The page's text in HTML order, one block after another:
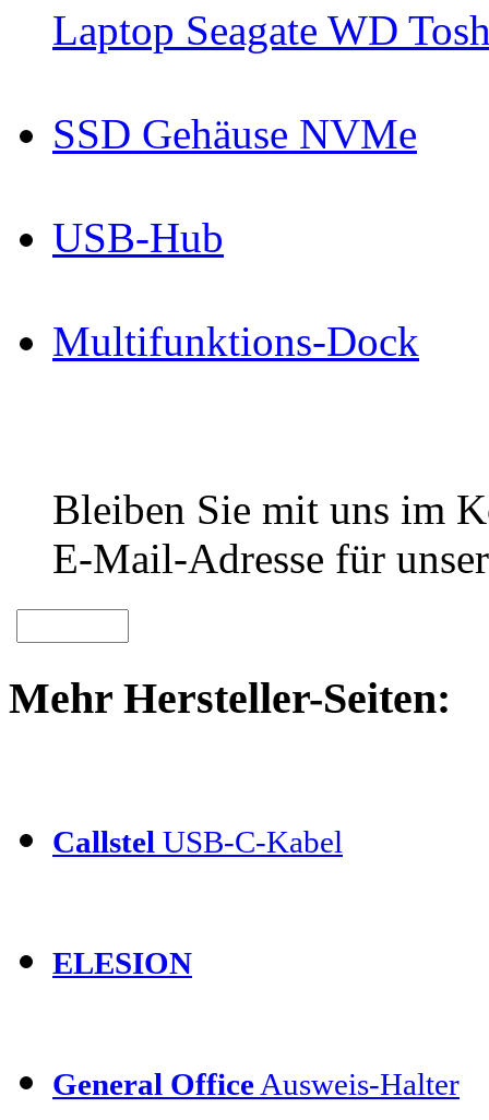
Laptop Seagate WD
SSD Gehäuse NVMe
USB-Hub
Multifunktions-Dock
Bleiben Sie mit uns im
E-Mail-Adresse für
Mehr Hersteller-Seiten:
Callstel USB-C-Kabel
ELESION
General Office Ausweis-Halter